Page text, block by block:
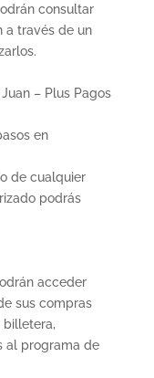
consultar
a través de un
– Plus Pagos
en
de cualquier
podrás
acceder
sus compras
al programa de